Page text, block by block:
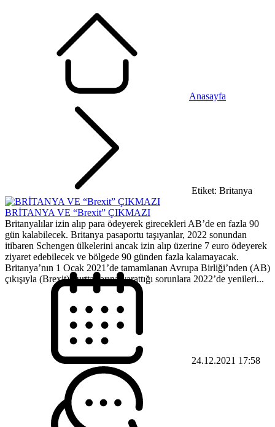
Anasayfa
Etiket: Britanya
BRİTANYA VE “Brexit” ÇIKMAZI
Britanyalılar izin alıp para ödeyerek girecekleri AB’de en fazla 90
gün kalabilecek. Britanya pasaportu taşıyanlar, 2022 sonundan
itibaren Schengen ülkelerini ancak izin alıp üzerine 7 euro ödeyerek
ziyaret edebilecek ve bölgede 90 günden fazla kalamayacak.
Britanya’nın 1 Ocak 2021’de tamamlanan Avrupa Birliği’nden (AB)
çıkışıyla (Brexit) yurttaşlarına yarattığı sorunlara 2022’de yenileri...
24.12.2021 17:58